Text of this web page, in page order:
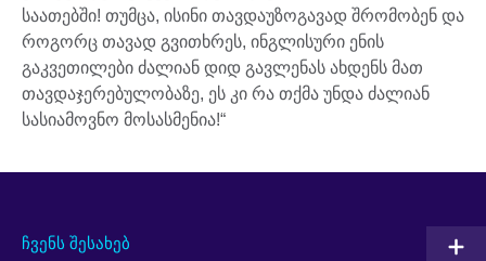
საათებში! თუმცა, ისინი თავდაუზოგავად შრომობენ და
როგორც თავად გვითხრეს, ინგლისური ენის
გაკვეთილები ძალიან დიდ გავლენას ახდენს მათ
თავდაჯერებულობაზე, ეს კი რა თქმა უნდა ძალიან
სასიამოვნო მოსასმენია!“
ჩვენს შესახებ